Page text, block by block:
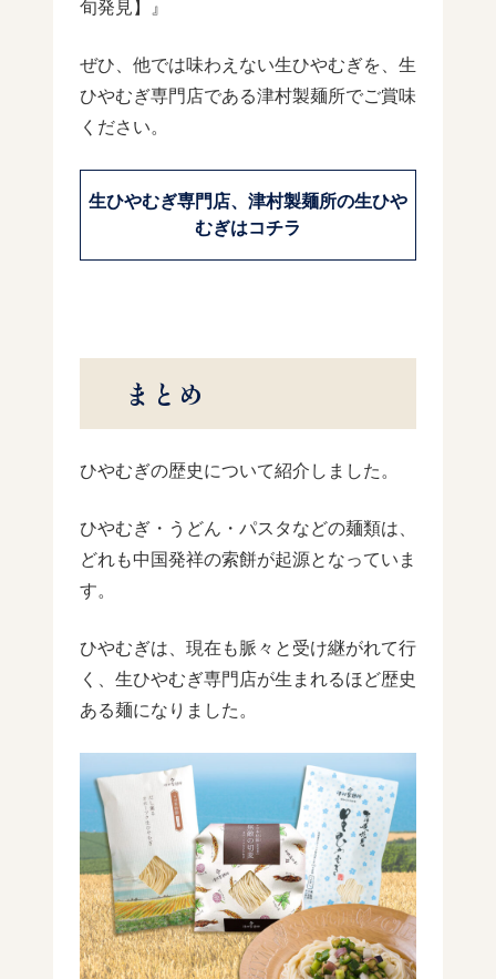
旬発見】』
ぜひ、他では味わえない生ひやむぎを、生
ひやむぎ専門店である津村製麺所でご賞味
ください。
生ひやむぎ専門店、津村製麺所の生ひや
むぎはコチラ
まとめ
ひやむぎの歴史について紹介しました。
ひやむぎ・うどん・パスタなどの麺類は、
どれも中国発祥の索餅が起源となっていま
す。
ひやむぎは、現在も脈々と受け継がれて行
く、生ひやむぎ専門店が生まれるほど歴史
ある麺になりました。